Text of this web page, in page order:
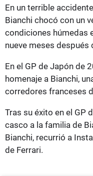
En un terrible
Bianchi chocó con un
condiciones húmedas
nueve meses después
En el GP de Japón de
homenaje a Bianchi,
corredores franceses
Tras su éxito en el GP
casco a la familia de
Bianchi, recurrió a
de Ferrari.